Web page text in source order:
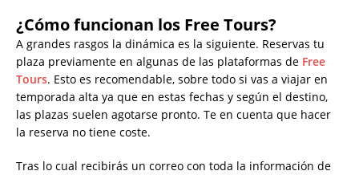
¿Cómo funcionan los Free Tours?
A grandes rasgos la dinámica es la siguiente. Reservas tu
plaza previamente en algunas de las plataformas de Free
Tours. Esto es recomendable, sobre todo si vas a viajar en
temporada alta ya que en estas fechas y según el destino,
las plazas suelen agotarse pronto. Te en cuenta que hacer
la reserva no tiene coste.
Tras lo cual recibirás un correo con toda la información de